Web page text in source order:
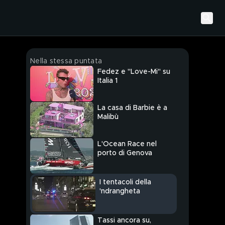
Nella stessa puntata
Fedez e "Love-Mi" su
Italia 1
La casa di Barbie è a
Malibù
L'Ocean Race nel
porto di Genova
I tentacoli della
'ndrangheta
Tassi ancora su,